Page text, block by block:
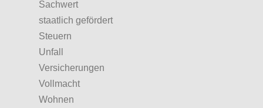
Sachwert
staatlich gefördert
Steuern
Unfall
Versicherungen
Vollmacht
Wohnen